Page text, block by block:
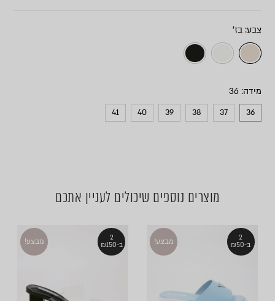
צבע
מידה
36
37
38
39
40
41
מוצרים נוספים שיכולים לעניין אתכם
2
ב-₪50
מבצע!
2
ב-₪150
מבצע!